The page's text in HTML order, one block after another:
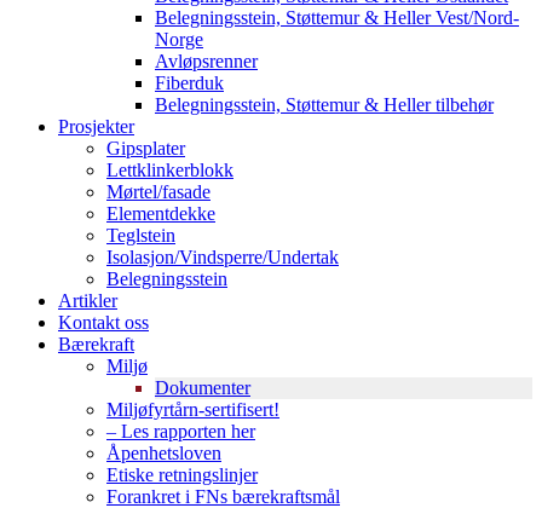
Belegningsstein, Støttemur & Heller Vest/Nord-
Norge
Avløpsrenner
Fiberduk
Belegningsstein, Støttemur & Heller tilbehør
Prosjekter
Gipsplater
Lettklinkerblokk
Mørtel/fasade
Elementdekke
Teglstein
Isolasjon/Vindsperre/Undertak
Belegningsstein
Artikler
Kontakt oss
Bærekraft
Miljø
Dokumenter
Miljøfyrtårn-sertifisert!
– Les rapporten her
Åpenhetsloven
Etiske retningslinjer
Forankret i FNs bærekraftsmål